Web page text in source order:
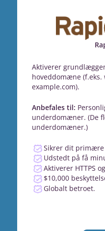
Aktiverer
hoveddomæne (f.eks.
example.com).
Anbefales til:
underdomæner. (De
underdomæner.)
Sikrer dit
Udstedt på få
Aktiverer HTTPS
$10,000
Globalt betroet.